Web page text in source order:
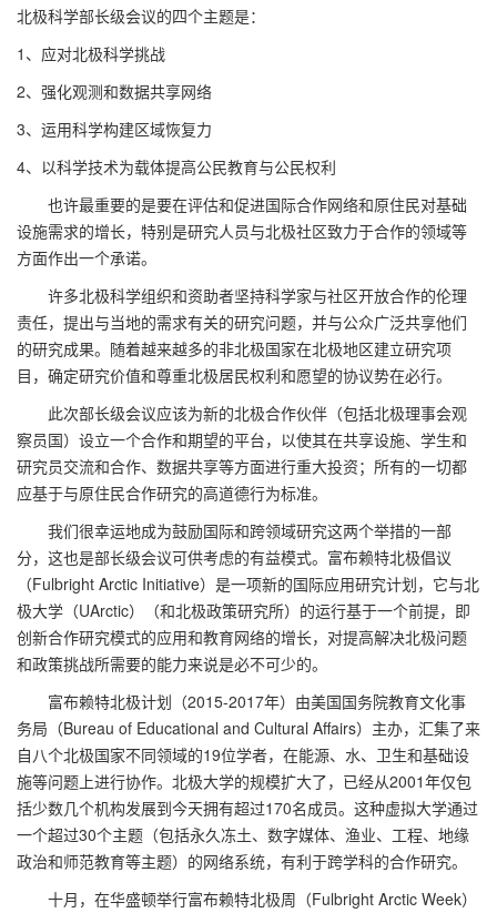
北极科学部长级会议的四个主题是：
1、应对北极科学挑战
2、强化观测和数据共享网络
3、运用科学构建区域恢复力
4、以科学技术为载体提高公民教育与公民权利
也许最重要的是要在评估和促进国际合作网络和原住民对基础
设施需求的增长，特别是研究人员与北极社区致力于合作的领域等
方面作出一个承诺。
许多北极科学组织和资助者坚持科学家与社区开放合作的伦理
责任，提出与当地的需求有关的研究问题，并与公众广泛共享他们
的研究成果。随着越来越多的非北极国家在北极地区建立研究项
目，确定研究价值和尊重北极居民权利和愿望的协议势在必行。
此次部长级会议应该为新的北极合作伙伴（包括北极理事会观
察员国）设立一个合作和期望的平台，以使其在共享设施、学生和
研究员交流和合作、数据共享等方面进行重大投资；所有的一切都
应基于与原住民合作研究的高道德行为标准。
我们很幸运地成为鼓励国际和跨领域研究这两个举措的一部
分，这也是部长级会议可供考虑的有益模式。富布赖特北极倡议
（Fulbright Arctic Initiative）是一项新的国际应用研究计划，它与北
极大学（UArctic）（和北极政策研究所）的运行基于一个前提，即
创新合作研究模式的应用和教育网络的增长，对提高解决北极问题
和政策挑战所需要的能力来说是必不可少的。
富布赖特北极计划（2015-2017年）由美国国务院教育文化事
务局（Bureau of Educational and Cultural Affairs）主办，汇集了来
自八个北极国家不同领域的19位学者，在能源、水、卫生和基础设
施等问题上进行协作。北极大学的规模扩大了，已经从2001年仅包
括少数几个机构发展到今天拥有超过170名成员。这种虚拟大学通过
一个超过30个主题（包括永久冻土、数字媒体、渔业、工程、地缘
政治和师范教育等主题）的网络系统，有利于跨学科的合作研究。
十月，在华盛顿举行富布赖特北极周（Fulbright Arctic Week）